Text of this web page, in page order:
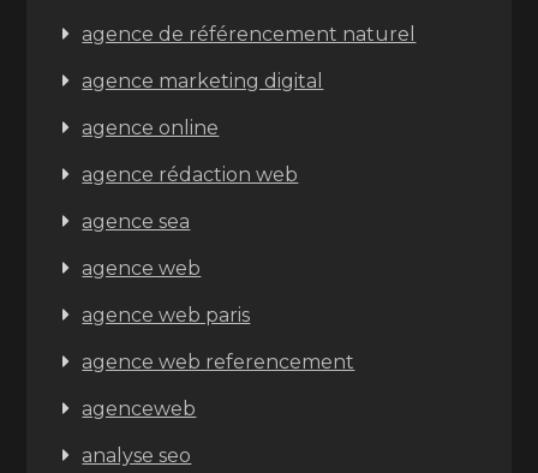
agence de référencement naturel
agence marketing digital
agence online
agence rédaction web
agence sea
agence web
agence web paris
agence web referencement
agenceweb
analyse seo